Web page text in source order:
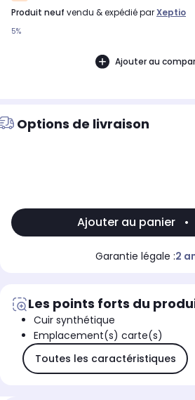
produit neuf vendu & expédié parXeptio
5%
Ajouter au
Options de livraison
Ajouter au panier •
Garantie légale :2
Les points forts du
Cuir synthétique
Emplacement(s) carte(s)
Toutes les caractéristiques